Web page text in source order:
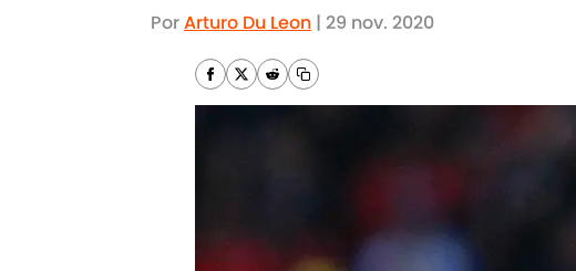
PorArturo Du Leon | 29 nov. 2020